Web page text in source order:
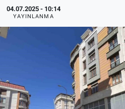
04.07.2025 - 10:14
YAYINLANMA
Bilecik
Genel